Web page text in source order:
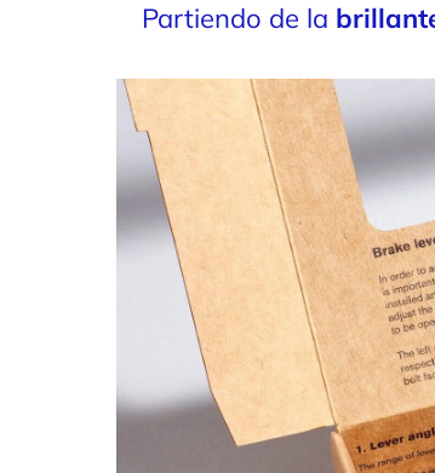
Partiendo de la